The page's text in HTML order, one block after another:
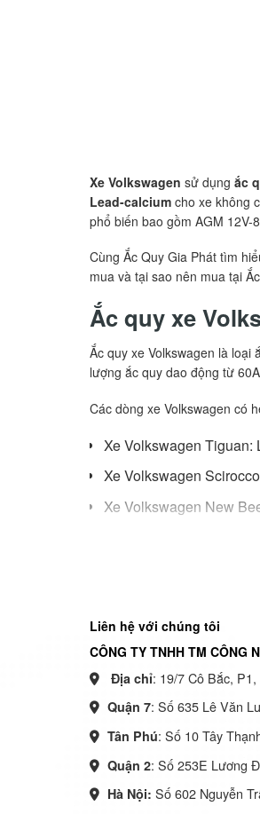
Xe Volkswagen sử dụng ắc
Lead-calciumcho xe không
phổ biến bao gồm AGM 12V-
Cùng Ắc Quy Gia Phát tìm
mua và tại sao nên mua tại
Ắc quy xe
Ắc quy xe Volkswagen là loại
lượng ắc quy dao động từ
Các dòng xe Volkswagen có
Xe Volkswagen Tiguan:
Xe Volkswagen
Xe Volkswagen New
Ắc Quy Gia
Dưới đây là bảng thông tin
Ắc quy xe Volkswagen
Ắc quy xe Volkswagen
Ắc quy xe Volkswagen
Ắc quy xe Volkswagen
Ắc quy xe Volkswagen
Liên hệ với chúng tôi
CÔNG TY TNHH TM CÔNG
Địa chỉ: 19/7 Cô Bắc,
Quận 7: Số 635 Lê Văn
Tân Phú: Số 10 Tây
Quận 2: Số 253E Lương
Hà Nội: Số 602 Nguyễn